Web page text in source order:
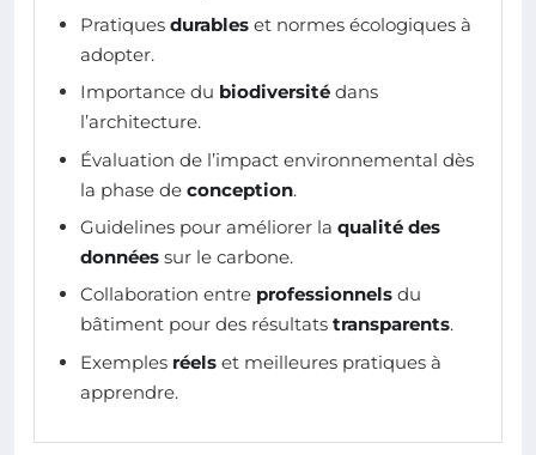
Pratiques durables et normes écologiques à
adopter.
Importance du biodiversité dans
l’architecture.
Évaluation de l’impact environnemental dès
la phase de conception.
Guidelines pour améliorer la qualité des
données sur le carbone.
Collaboration entre professionnels du
bâtiment pour des résultats transparents.
Exemples réels et meilleures pratiques à
apprendre.